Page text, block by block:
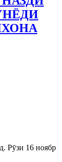
Рӯзи 16 ноябр